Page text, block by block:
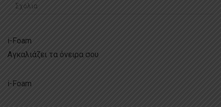
Σχόλια
i-Foam
Αγκαλιάζει τα όνειρα σου
i-Foam